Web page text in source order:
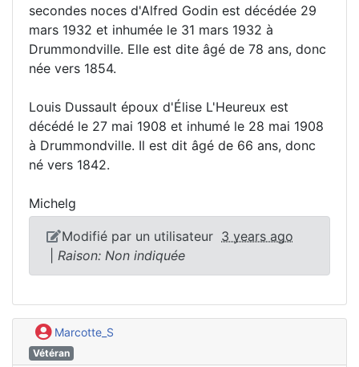
secondes noces d'Alfred Godin est décédée 29
mars 1932 et inhumée le 31 mars 1932 à
Drummondville. Elle est dite âgé de 78 ans, donc
née vers 1854.
Louis Dussault époux d'Élise L'Heureux est
décédé le 27 mai 1908 et inhumé le 28 mai 1908
à Drummondville. Il est dit âgé de 66 ans, donc
né vers 1842.
Michelg
Modifié par un utilisateur 3 years ago
Raison: Non indiquée
Marcotte_S
Vétéran